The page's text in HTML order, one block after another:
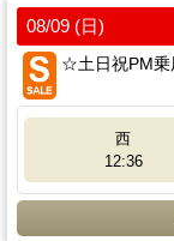
08/09 (日)
☆土日祝PM乗
西
12:36